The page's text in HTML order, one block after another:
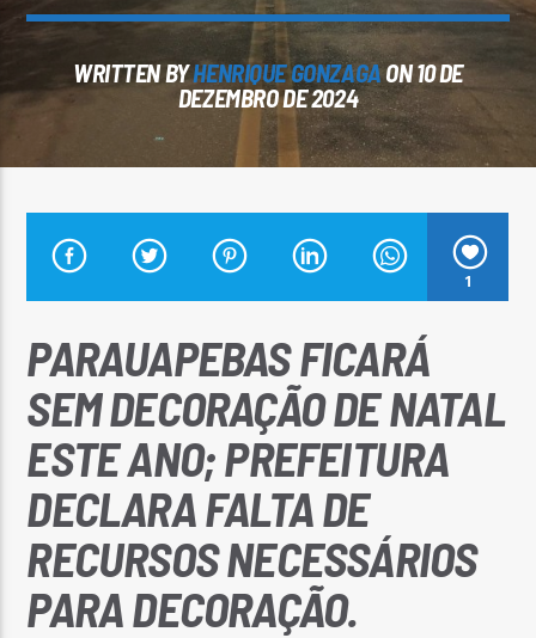
ARARA AZUL FM 96,9
Arara Azul FM
WRITTEN BYHENRIQUE GONZAGAON 10 DE
DEZEMBRO DE 2024
1
PARAUAPEBAS FICARÁ
SEM DECORAÇÃO DE NATAL
ESTE ANO; PREFEITURA
DECLARA FALTA DE
RECURSOS NECESSÁRIOS
PARA DECORAÇÃO.